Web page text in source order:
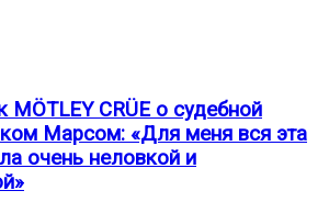
MÖTLEY CRÜE о судебной
Марсом: «Для меня вся эта
очень неловкой и